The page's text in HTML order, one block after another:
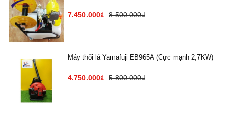
7.450.000₫ 8.500.000₫
Máy thổi lá Yamafuji EB9​65A (Cực mạnh 2,7KW)
4.750.000₫ 5.800.000₫